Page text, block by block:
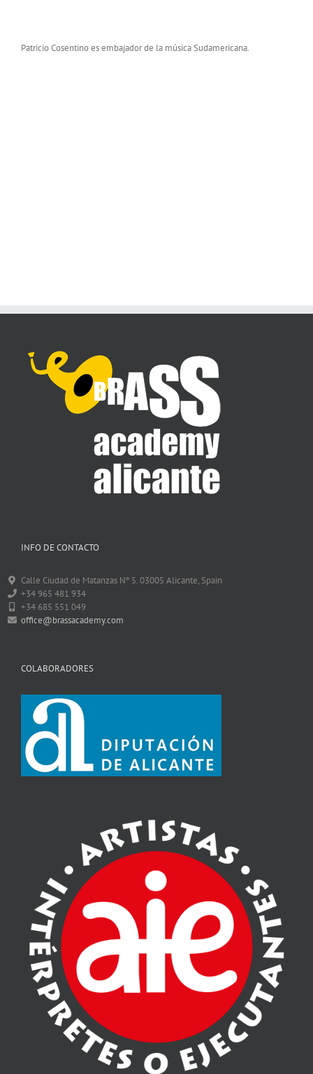
Patricio Cosentino es embajador de la música Sudamericana.
INFO DE CONTACTO
Calle Ciudad de Matanzas Nº 5. 03005 Alicante, Spain
+34 965 481 934
+34 685 551 049
office@brassacademy.com
COLABORADORES